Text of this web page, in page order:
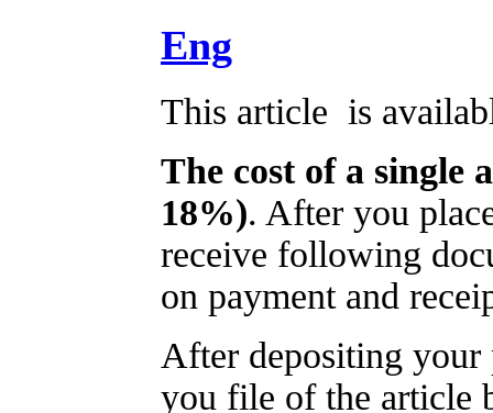
Eng
This article is
The cost of a single
18%). After you
receive following
on payment and
After depositing your
you file of the article